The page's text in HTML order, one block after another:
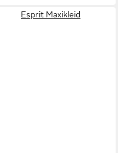
Esprit Maxikleid